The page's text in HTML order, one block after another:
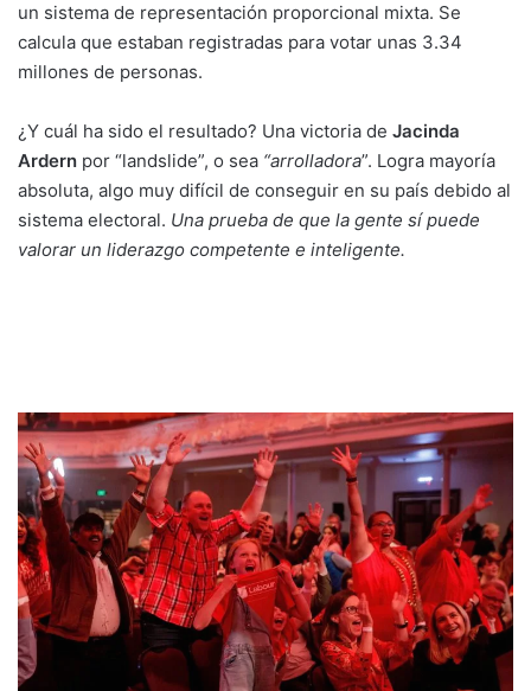
un sistema de representación proporcional mixta. Se
calcula que estaban registradas para votar unas 3.34
millones de personas.
¿Y cuál ha sido el resultado? Una victoria de Jacinda
Ardern por “landslide”, o sea “arrolladora”. Logra mayoría
absoluta, algo muy difícil de conseguir en su país debido al
sistema electoral. Una prueba de que la gente sí puede
valorar un liderazgo competente e inteligente.